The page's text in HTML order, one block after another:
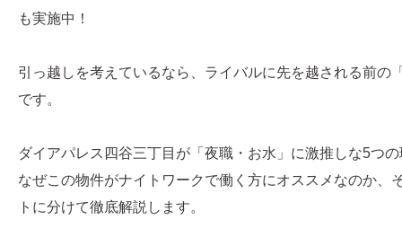
も実施中！
引っ越しを考えているなら、ライバルに先を越される前の
です。
ダイアパレス四谷三丁目が「夜職・お水」に激推しな5つ
なぜこの物件がナイトワークで働く方にオススメなのか、
トに分けて徹底解説します。